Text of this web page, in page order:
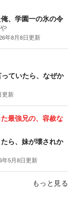
、学園一の氷の令
年8月8日更新
ていたら、なぜか
更新
最強兄の、容赦な
ら、妹が壊されか
年5月8日更新
もっと見る